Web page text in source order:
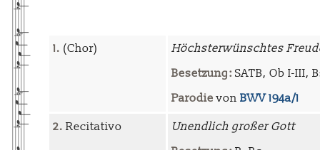
1. (Chor)
Höchsterwünschtes
Besetzung: SATB, Ob I-III,
Parodie von BWV 194a/1
2. Recitativo
Unendlich großer Gott